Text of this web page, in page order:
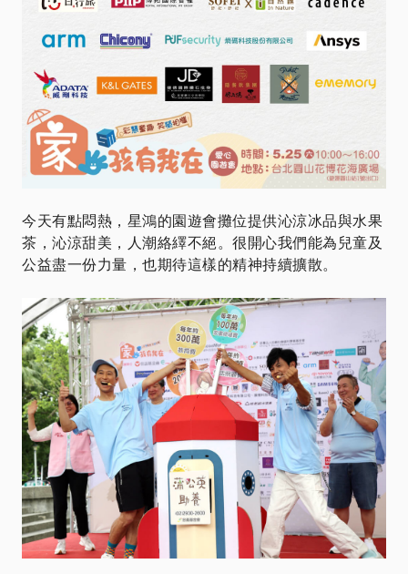
今天有點悶熱，星鴻的園遊會攤位提供沁涼冰品與水果
茶，沁涼甜美，人潮絡繹不絕。很開心我們能為兒童及
公益盡一份力量，也期待這樣的精神持續擴散。